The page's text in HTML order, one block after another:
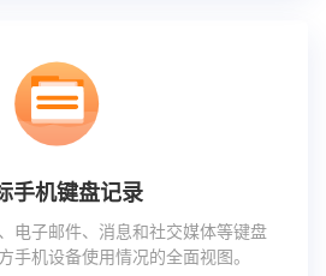
手机键盘记录
电子邮件、消息和社交媒体等键盘
手机设备使用情况的全面视图。